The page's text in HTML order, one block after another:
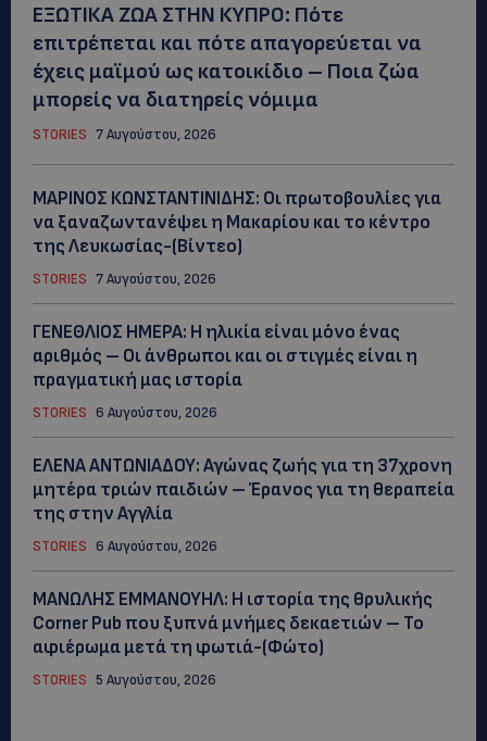
ΕΞΩΤΙΚΑ ΖΩΑ ΣΤΗΝ ΚΥΠΡΟ: Πότε
επιτρέπεται και πότε απαγορεύεται να
έχεις μαϊμού ως κατοικίδιο – Ποια ζώα
μπορείς να διατηρείς νόμιμα
STORIES 7 Αυγούστου, 2026
ΜΑΡΙΝΟΣ ΚΩΝΣΤΑΝΤΙΝΙΔΗΣ: Οι πρωτοβουλίες για
να ξαναζωντανέψει η Μακαρίου και το κέντρο
της Λευκωσίας-(Βίντεο)
STORIES 7 Αυγούστου, 2026
ΓΕΝΕΘΛΙΟΣ ΗΜΕΡΑ: Η ηλικία είναι μόνο ένας
αριθμός – Οι άνθρωποι και οι στιγμές είναι η
πραγματική μας ιστορία
STORIES 6 Αυγούστου, 2026
ΕΛΕΝΑ ΑΝΤΩΝΙΑΔΟΥ: Αγώνας ζωής για τη 37χρονη
μητέρα τριών παιδιών – Έρανος για τη θεραπεία
της στην Αγγλία
STORIES 6 Αυγούστου, 2026
ΜΑΝΩΛΗΣ ΕΜΜΑΝΟΥΗΛ: Η ιστορία της θρυλικής
Corner Pub που ξυπνά μνήμες δεκαετιών – Το
αφιέρωμα μετά τη φωτιά-(Φώτο)
STORIES 5 Αυγούστου, 2026